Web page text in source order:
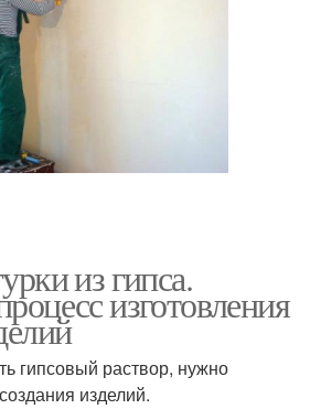
из гипса.
изготовления
гипсовый раствор, нужно
изделий.